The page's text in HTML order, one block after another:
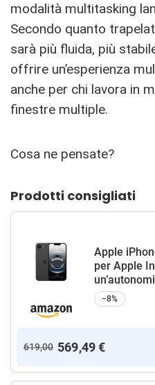
modalità multitasking
Secondo quanto
sarà più fluida, più
offrire un’esperienza
anche per chi lavora in
finestre multiple.
Cosa ne pensate?
Prodotti consigliati
Apple
per Apple
−8%
619,00 569,49 €